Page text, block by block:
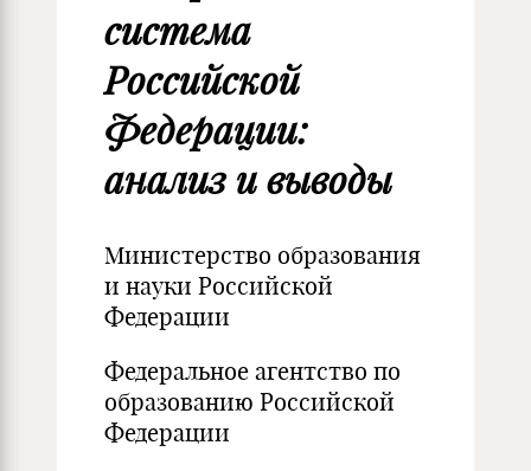
система
Российской
Федерации:
анализ и выводы
Министерство образования
и науки Российской
Федерации
Федеральное агентство по
образованию Российской
Федерации